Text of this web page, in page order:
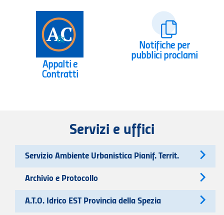
Appalti e
Contratti
Notifiche per
pubblici proclami
Servizi e uffici
Servizio Ambiente Urbanistica Pianif. Territ.
Archivio e Protocollo
A.T.O. Idrico EST Provincia della Spezia